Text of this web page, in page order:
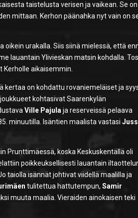
taistelusta verisen ja vaikean. Se on
mittaan. Kerhon päänahka nyt vain on
urakalla. Siis siinä mielessä, että
lauantain Ylivieskan matsin kohdalla.
Kerholle aikaisemmin.
kertaa on kohdattu rovaniemeläiset ja
kohtasivat Saarenkylän
Ville Pajulaja reserveissä pelaava
minuutilla. Isäntien maalista vastasi
Prunttimäessä, koska Keskuskentällä oli
poikkeuksellisesti lauantain
taiolla isännät johtivat viidellä maalilla ja
tulitettua hattutempun,Samir
muuta maalia. Vieraiden ainokaisen teki